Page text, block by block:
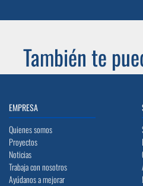
También te
EMPRESA
Quienes somos
Proyectos
Noticias
Trabaja con nosotros
Ayúdanos a mejorar